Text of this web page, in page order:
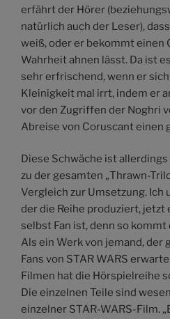
erfährt der Hörer
natürlich auch der Leser),
weiß, oder er bekommt einen
Wahrheit ahnen lässt. Da ist
sehr erfrischend, wenn er
Kleinigkeit mal irrt, indem er
vor den Zugriffen der Noghri
Abreise von Coruscant einen
Diese Schwäche ist
zu der gesamten „Thrawn-
Vergleich zur Umsetzung.
der die Reihe produziert, jetzt
selbst Fan ist, denn so kommt
Als ein Werk von jemand, der
Fans von STAR WARS
Filmen hat die Hörspielreihe
Die einzelnen Teile sind
einzelner STAR-WARS-Film.